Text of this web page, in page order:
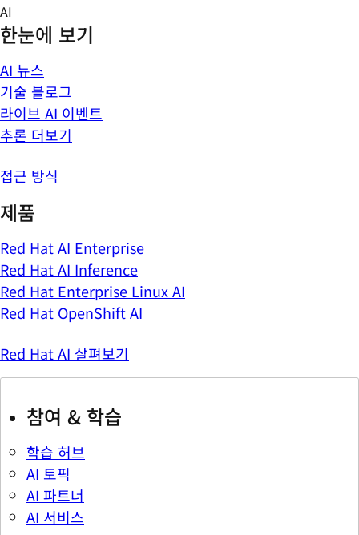
Skip
to
content
AI
한눈에 보기
AI 뉴스
기술 블로그
라이브 AI 이벤트
추론 더보기
접근 방식
제품
Red Hat AI Enterprise
Red Hat AI Inference
Red Hat Enterprise Linux AI
Red Hat OpenShift AI
Red Hat AI 살펴보기
참여 & 학습
학습 허브
AI 토픽
AI 파트너
AI 서비스